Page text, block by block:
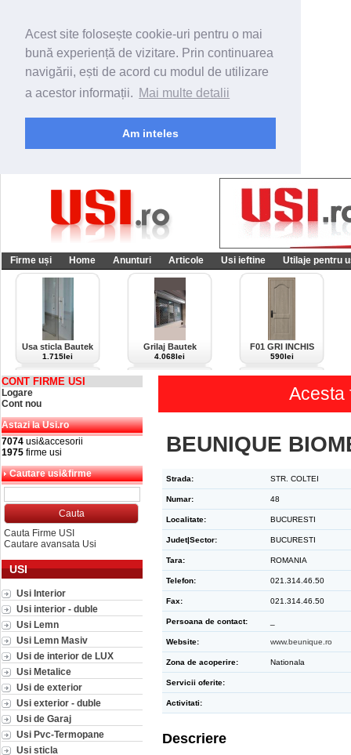
Acest site folosește cookie-uri pentru o mai
bună experiență de vizitare. Prin continuarea
navigării, ești de acord cu modul de utilizare
a acestor informații. Mai multe detalii
Am inteles
Firme uși Home Anunturi Articole Usi ieftine Utilaje pentru
Usa sticla Bautek
1.715lei
Grilaj Bautek
4.068lei
F01 GRI INCHIS
590lei
CONT FIRME USI
Logare
Cont nou
Astazi la Usi.ro
7074 usi&accesorii
1975 firme usi
Cautare usi&firme
Cauta Firme USI
Cautare avansata Usi
USI
Usi Interior
Usi interior - duble
Usi Lemn
Usi Lemn Masiv
Usi de interior de LUX
Usi Metalice
Usi de exterior
Usi exterior - duble
Usi de Garaj
Usi Pvc-Termopane
Usi sticla
Acesta
BEUNIQUE
Strada: STR. COLTEI
Numar: 48
Localitate: BUCURESTI
Judet|Sector: BUCURESTI
Tara: ROMANIA
Telefon: 021.314.46.50
Fax: 021.314.46.50
Persoana de contact:
Website: www.beunique.ro
Zona de acoperire: Nationala
Servicii oferite:
Activitati:
Descriere